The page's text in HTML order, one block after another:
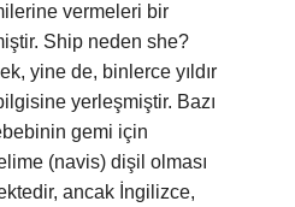
vermeleri bir
Ship neden she?
yine de, binlerce yıldır
yerleşmiştir. Bazı
gemi için
(navis) dişil olması
ancak İngilizce,